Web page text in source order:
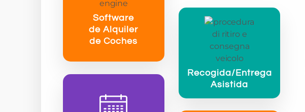
Software
de Alquiler
de Coches
Recogida/Entrega
Asistida